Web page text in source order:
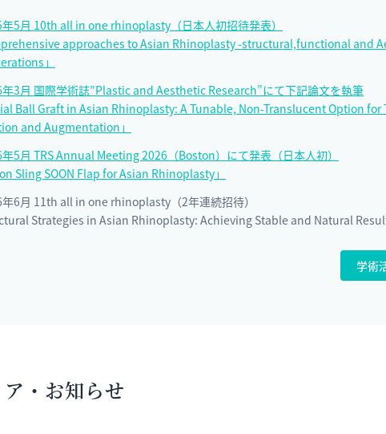
年5月 10th all in one rhinoplasty（日本人初招待発表）
approaches to Asian Rhinoplasty -structural,functional and
」
年3月 国際学術誌”Plastic and Aesthetic Research”にて下記論文を執筆
Ball Graft in Asian Rhinoplasty: A Tunable, Non-Translucent Option for
and Augmentation」
年5月 TRS Annual Meeting 2026（Boston）にて発表（日本人初）
Sling SOON Flap for Asian Rhinoplasty」
年6月 11th all in one rhinoplasty（2年連続招待）
Strategies in Asian Rhinoplasty: Achieving Stable and Natural
学術
ア・お知らせ